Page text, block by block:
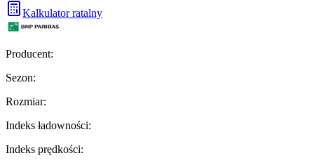
Kalkulator ratalny
Producent:
Sezon:
Rozmiar:
Indeks ładowności:
Indeks prędkości: